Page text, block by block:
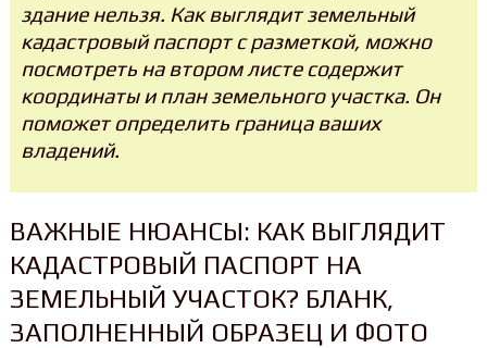
здание нельзя. Как выглядит земельный
кадастровый паспорт с разметкой, можно
посмотреть на втором листе содержит
координаты и план земельного участка. Он
поможет определить граница ваших
владений.
ВАЖНЫЕ НЮАНСЫ: КАК ВЫГЛЯДИТ
КАДАСТРОВЫЙ ПАСПОРТ НА
ЗЕМЕЛЬНЫЙ УЧАСТОК? БЛАНК,
ЗАПОЛНЕННЫЙ ОБРАЗЕЦ И ФОТО